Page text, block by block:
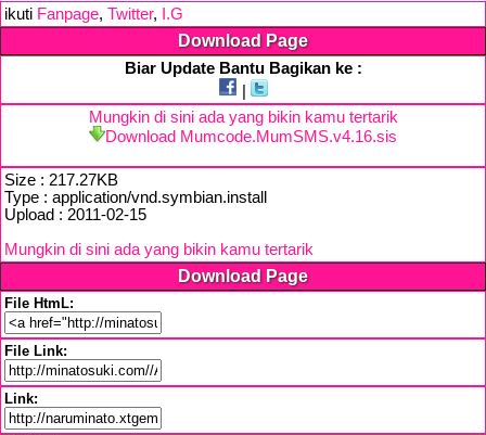
ikuti Fanpage, Twitter, I.G
Download Page
Biar Update Bantu Bagikan ke :
Mungkin di sini ada yang bikin kamu tertarik
Download Mumcode.MumSMS.v4.16.sis
Size : 217.27KB
Type : application/vnd.symbian.install
Upload : 2011-02-15
Mungkin di sini ada yang bikin kamu tertarik
Download Page
File HtmL:
File Link:
Link: